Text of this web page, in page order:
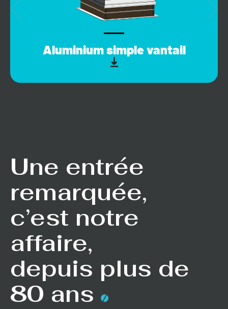
Aluminium simple vantail
Une entrée
remarquée,
c’est notre
affaire,
depuis plus de
80 ans